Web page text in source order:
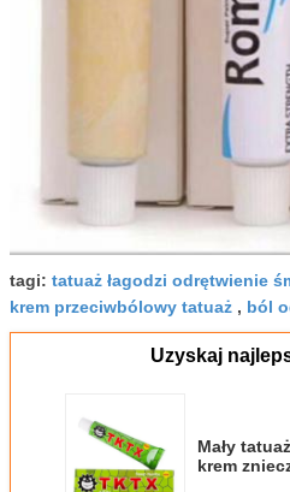
tagi: tatuaż łagodzi odrętwienie
krem ​​przeciwbólowy tatuaż , ból
Uzyskaj
Mały
krem